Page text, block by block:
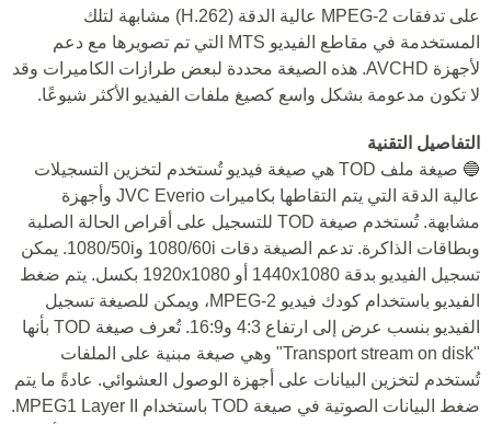
على تدفقات MPEG-2 عالية الدقة (H.262) مشابهة لتلك
المستخدمة في مقاطع الفيديو MTS التي تم تصويرها مع دعم
لأجهزة AVCHD. هذه الصيغة محددة لبعض طرازات الكاميرات وقد
لا تكون مدعومة بشكل واسع كصيغ ملفات الفيديو الأكثر شيوعًا.
التفاصيل التقنية
🔵 صيغة ملف TOD هي صيغة فيديو تُستخدم لتخزين التسجيلات
عالية الدقة التي يتم التقاطها بكاميرات JVC Everio وأجهزة
مشابهة. تُستخدم صيغة TOD للتسجيل على أقراص الحالة الصلبة
وبطاقات الذاكرة. تدعم الصيغة دقات 1080/60i و1080/50i. يمكن
تسجيل الفيديو بدقة 1440x1080 أو 1920x1080 بكسل. يتم ضغط
الفيديو باستخدام كودك فيديو MPEG-2، ويمكن للصيغة تسجيل
الفيديو بنسب عرض إلى ارتفاع 4:3 و16:9. تُعرف صيغة TOD بأنها
"Transport stream on disk" وهي صيغة مبنية على الملفات
تُستخدم لتخزين البيانات على أجهزة الوصول العشوائي. عادةً ما يتم
ضغط البيانات الصوتية في صيغة TOD باستخدام MPEG1 Layer II.